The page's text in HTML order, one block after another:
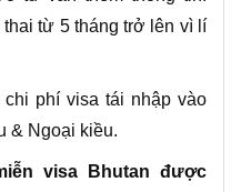
từ 5 tháng trở lên vì lí
phí visa tái nhập vào
& Ngoại kiều.
visa Bhutan được